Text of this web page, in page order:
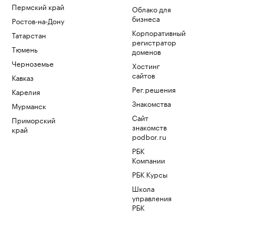
Пермский край
Ростов-на-Дону
Татарстан
Тюмень
Черноземье
Кавказ
Карелия
Мурманск
Приморский
край
Облако для
бизнеса
Корпоративный
регистратор
доменов
Хостинг
сайтов
Рег.решения
Знакомства
Сайт
знакомств
podbor.ru
РБК
Компании
РБК Курсы
Школа
управления
РБК